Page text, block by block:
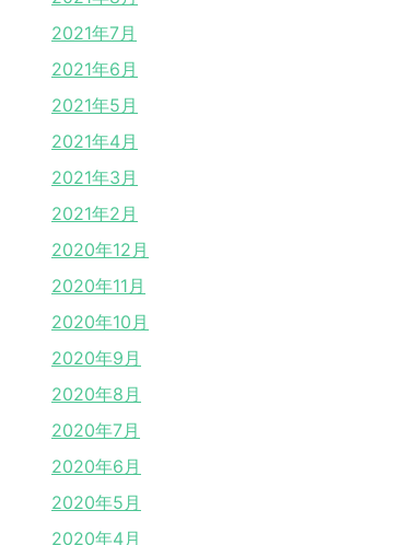
2021年7月
2021年6月
2021年5月
2021年4月
2021年3月
2021年2月
2020年12月
2020年11月
2020年10月
2020年9月
2020年8月
2020年7月
2020年6月
2020年5月
2020年4月